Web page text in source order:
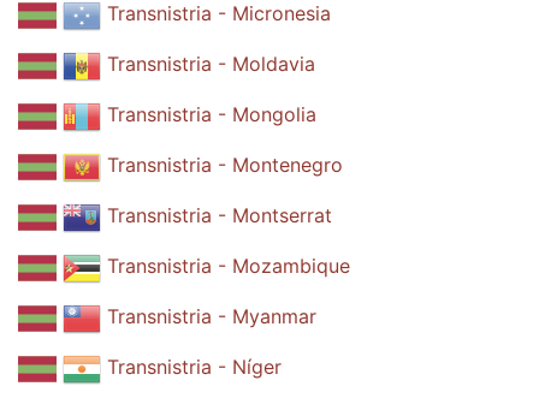
Transnistria - Micronesia
Transnistria - Moldavia
Transnistria - Mongolia
Transnistria - Montenegro
Transnistria - Montserrat
Transnistria - Mozambique
Transnistria - Myanmar
Transnistria - Níger